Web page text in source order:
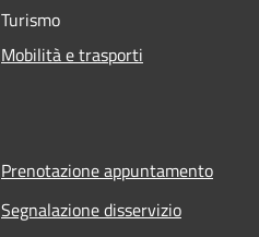
Turismo
Mobilità e trasporti
Prenotazione appuntamento
Segnalazione disservizio